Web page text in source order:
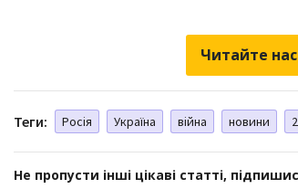
Читайте
Теги: Росія Україна війна новини
Не пропусти інші цікаві статті,